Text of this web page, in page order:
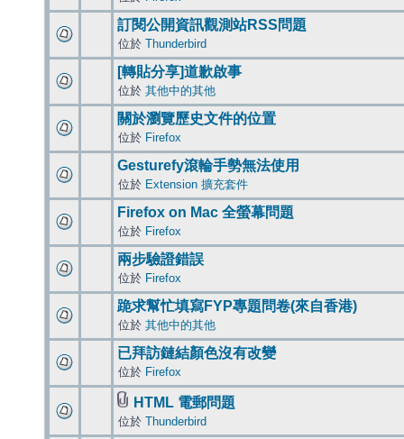
訂閱公開資訊觀測站RSS問題
位於 Thunderbird
[轉貼分享]道歉啟事
位於 其他中的其他
關於瀏覽歷史文件的位置
位於 Firefox
Gesturefy滾輪手勢無法使用
位於 Extension 擴充套件
Firefox on Mac 全螢幕問題
位於 Firefox
兩步驗證錯誤
位於 Firefox
跪求幫忙填寫FYP專題問卷(來自香港)
位於 其他中的其他
已拜訪鏈結顏色沒有改變
位於 Firefox
HTML 電郵問題
位於 Thunderbird